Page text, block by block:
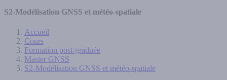
S2-Modélisation GNSS et météo-spatiale
Accueil
Cours
Formation post-graduée
Master GNSS
S2-Modélisation GNSS et météo-spatiale